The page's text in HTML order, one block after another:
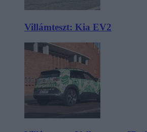
Villámteszt: Kia EV2